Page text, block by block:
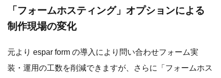
「フォームホスティング」オプションによる
制作現場の変化
元より espar form の導入により問い合わせフォーム実
装・運用の工数を削減できますが、さらに「フォームホス